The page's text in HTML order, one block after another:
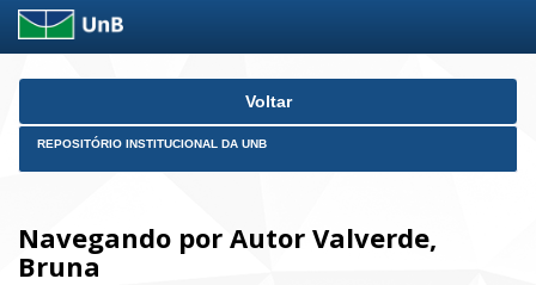
Skip
Voltar
REPOSITÓRIO INSTITUCIONAL DA UNB
Navegando por Autor Valverde,
Bruna